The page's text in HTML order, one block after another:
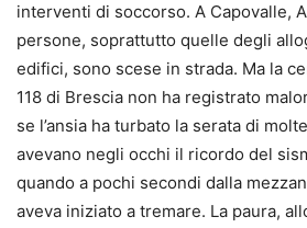
interventi di soccorso. A Capovalle,
persone, soprattutto quelle degli
edifici, sono scese in strada. Ma la
118 di Brescia non ha registrato
se l’ansia ha turbato la serata di
avevano negli occhi il ricordo del
quando a pochi secondi dalla
aveva iniziato a tremare. La paura,